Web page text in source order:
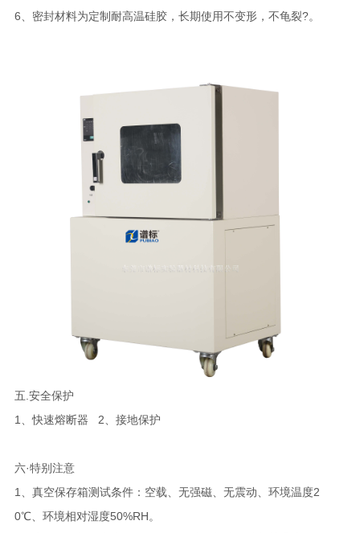
6、密封材料为定制耐高温硅胶，长期使用不变形，不龟裂?。
五.安全保护
1、快速熔断器 2、接地保护
六·特别注意
1、真空保存箱测试条件：空载、无强磁、无震动、环境温度2
0℃、环境相对湿度50%RH。